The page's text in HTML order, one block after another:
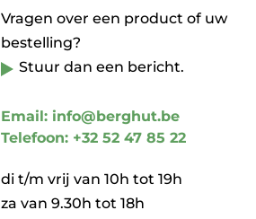
Vragen over een product of uw
bestelling?
Stuur dan een bericht.
Email: info@berghut.be
Telefoon: +32 52 47 85 22
di t/m vrij van 10h tot 19h
za van 9.30h tot 18h